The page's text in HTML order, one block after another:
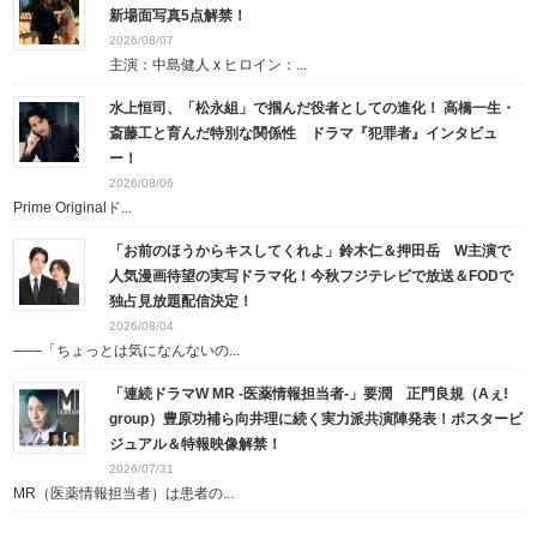
新場面写真5点解禁！
2026/08/07
主演：中島健人 x ヒロイン：...
水上恒司、「松永組」で掴んだ役者としての進化！ 高橋一生・
斎藤工と育んだ特別な関係性 ドラマ『犯罪者』インタビュ
ー！
2026/08/06
Prime Originalド...
「お前のほうからキスしてくれよ」鈴木仁＆押田岳 W主演で
人気漫画待望の実写ドラマ化！今秋フジテレビで放送＆FODで
独占見放題配信決定！
2026/08/04
――「ちょっとは気になんないの...
「連続ドラマW MR -医薬情報担当者-」要潤 正門良規（Aぇ!
group）豊原功補ら向井理に続く実力派共演陣発表！ポスタービ
ジュアル＆特報映像解禁！
2026/07/31
MR（医薬情報担当者）は患者の...